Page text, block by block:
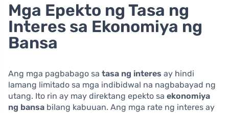
Mga Epekto ng Tasa ng
Interes sa Ekonomiya ng
Bansa
Ang mga pagbabago sa tasa ng interes ay hindi
lamang limitado sa mga indibidwal na nagbabayad ng
utang. Ito rin ay may direktang epekto sa ekonomiya
ng bansa bilang kabuuan. Ang mga rate ng interes ay